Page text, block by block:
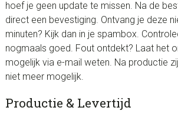
hoef je geen update te missen. Na de
direct een bevestiging. Ontvang je deze
minuten? Kijk dan in je spambox.
nogmaals goed. Fout ontdekt? Laat het
mogelijk via e-mail weten. Na productie
niet meer mogelijk.
Productie & Levertijd